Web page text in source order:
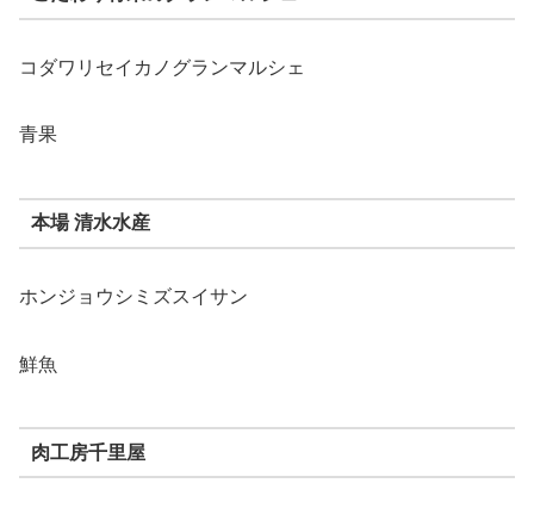
コダワリセイカノグランマルシェ
青果
本場 清水水産
ホンジョウシミズスイサン
鮮魚
肉工房千里屋